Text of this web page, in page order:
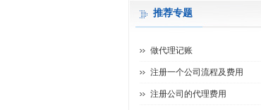
推荐专题
做代理记账
注册一个公司流程及费用
注册公司的代理费用